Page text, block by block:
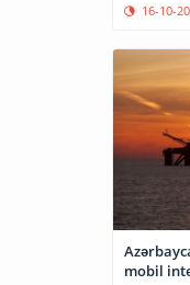
16-10-
mobil